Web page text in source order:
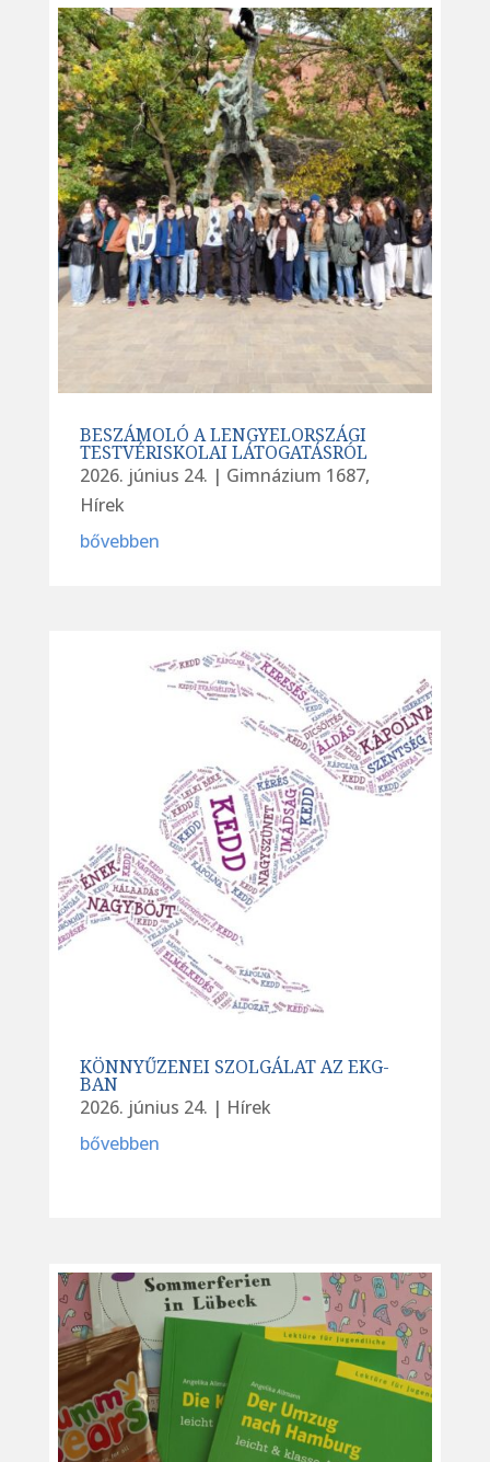
BESZÁMOLÓ A LENGYELORSZÁGI
TESTVÉRISKOLAI LÁTOGATÁSRÓL
2026. június 24. | Gimnázium 1687,
Hírek
bővebben
KÖNNYŰZENEI SZOLGÁLAT AZ EKG-
BAN
2026. június 24. | Hírek
bővebben